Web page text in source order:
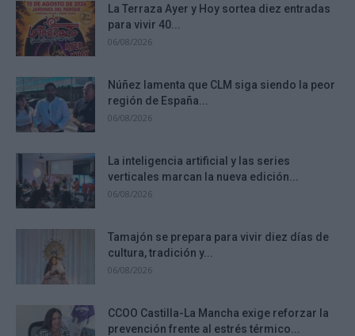
La Terraza Ayer y Hoy sortea diez entradas
para vivir 40...
06/08/2026
Núñez lamenta que CLM siga siendo la peor
región de España...
06/08/2026
La inteligencia artificial y las series
verticales marcan la nueva edición...
06/08/2026
Tamajón se prepara para vivir diez días de
cultura, tradición y...
06/08/2026
CCOO Castilla-La Mancha exige reforzar la
prevención frente al estrés térmico...